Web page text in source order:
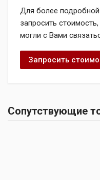
Для более
запросить
могли с Вами
Запросить
Сопутствующие